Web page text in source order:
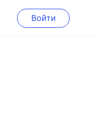
Войти